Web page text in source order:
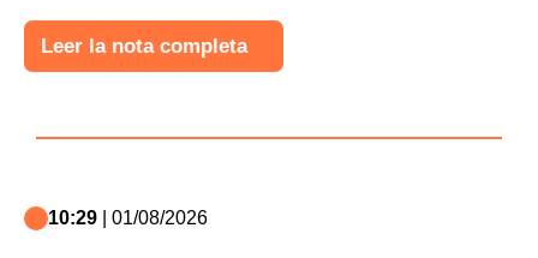
Leer la nota completa
10:29 | 01/08/2026